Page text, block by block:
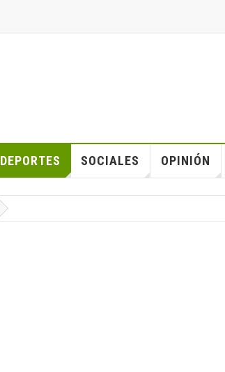
DEPORTES SOCIALES OPINIÓN